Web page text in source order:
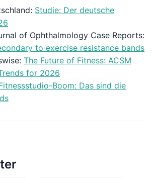
Studie: Der deutsche
of Ophthalmology Case Reports:
to exercise resistance bands
The Future of Fitness: ACSM
for 2026
Boom: Das sind die